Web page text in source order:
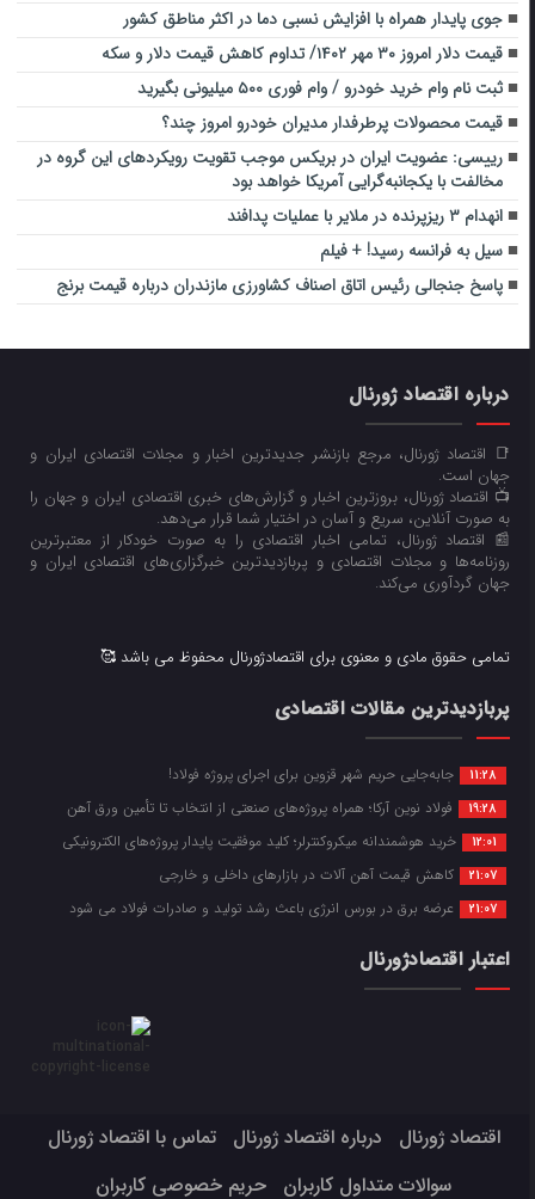
جوی پایدار همراه با افزایش نسبی دما در اکثر مناطق کشور
قیمت دلار امروز ۳۰ مهر ۱۴۰۲/ تداوم کاهش قیمت دلار و سکه
ثبت نام وام خرید خودرو / وام فوری ۵۰۰ میلیونی بگیرید
قیمت محصولات پرطرفدار مدیران خودرو امروز چند؟
رییسی: عضویت ایران در بریکس موجب تقویت رویکردهای این گروه در
مخالفت با یکجانبه‌گرایی آمریکا خواهد بود
انهدام ۳ ریزپرنده ‌در ملایر با عملیات پدافند
سیل به فرانسه رسید! + فیلم
پاسخ جنجالی رئیس اتاق اصناف کشاورزی مازندران درباره قیمت برنج
درباره اقتصاد ژورنال
📑 اقتصاد ژورنال، مرجع بازنشر جدیدترین اخبار و مجلات اقتصادی ایران و
جهان است.
📺 اقتصاد ژورنال، بروزترین اخبار و گزارش‌های خبری اقتصادی ایران و جهان را
به صورت آنلاین، سریع و آسان در اختیار شما قرار می‌‌دهد.
📰 اقتصاد ژورنال، تمامی اخبار اقتصادی را به صورت خودکار از معتبرترین
روزنامه‌ها و مجلات اقتصادی و پربازدیدترین خبرگزاری‌های اقتصادی ایران و
جهان گردآوری می‌کند.
تمامی حقوق مادی و معنوی برای اقتصادژورنال محفوظ می باشد 🥰
پربازدیدترین مقالات اقتصادی
11:28 جابه‌جایی حریم شهر قزوین برای اجرای پروژه فولاد!
19:28 فولاد نوین آرکا؛ همراه پروژه‌های صنعتی از انتخاب تا تأمین ورق آهن
12:01 خرید هوشمندانه میکروکنترلر؛ کلید موفقیت پایدار پروژه‌های الکترونیکی
21:07 کاهش قیمت آهن آلات در بازارهای داخلی و خارجی
21:07 عرضه برق در بورس انرژی باعث رشد تولید و صادرات فولاد می شود
اعتبار اقتصادژورنال
اقتصاد ژورنال درباره اقتصاد ژورنال
تماس با اقتصاد ژورنال
سوالات متداول کاربران
حریم خصوصی کاربران